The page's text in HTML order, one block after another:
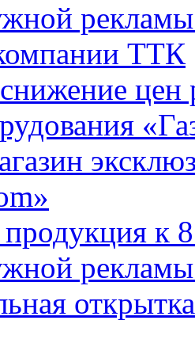
ТТК
цен
продукция